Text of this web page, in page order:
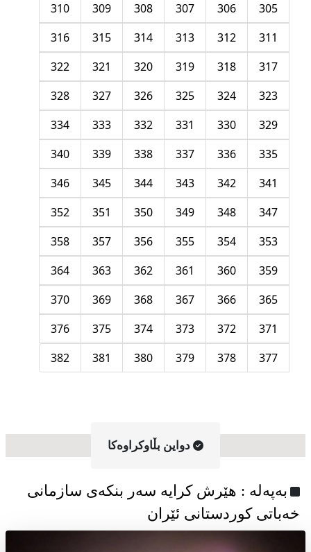
305
306
307
308
309
310
311
312
313
314
315
316
317
318
319
320
321
322
323
324
325
326
327
328
329
330
331
332
333
334
335
336
337
338
339
340
341
342
343
344
345
346
347
348
349
350
351
352
353
354
355
356
357
358
359
360
361
362
363
364
365
366
367
368
369
370
371
372
373
374
375
376
377
378
379
380
381
382
دواین بڵاوکراوه‌کا
به‌په‌له‌ : هێرش کرایە سەر بنکەی سازمانی
خەباتی کوردستانی ئێران